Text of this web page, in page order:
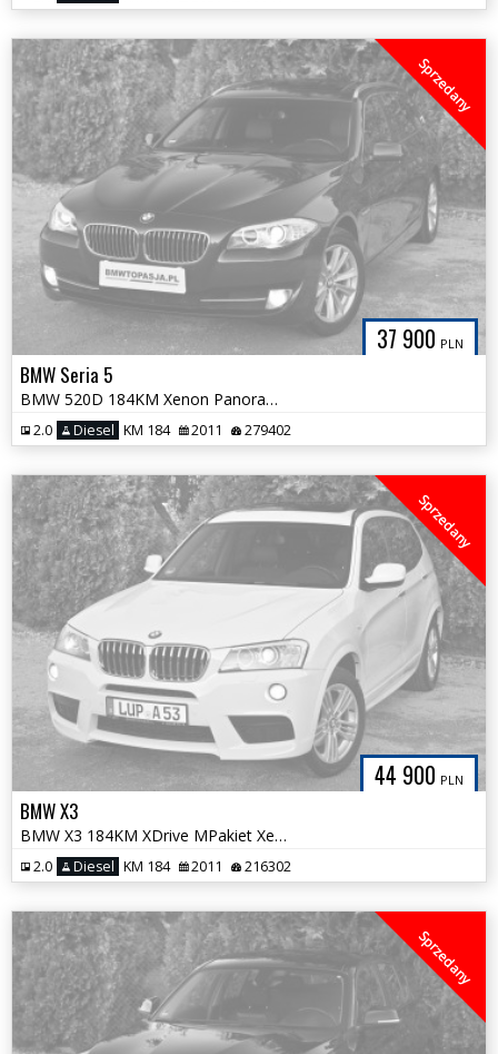
37 900 PLN
Sprzedany
BMW Seria 5
BMW 520D 184KM Xenon Panorama Sport Fotele NOWY ROZRZĄD Webasto Hak
2.0 Diesel KM 184 2011 279402
44 900 PLN
Sprzedany
BMW X3
BMW X3 184KM XDrive MPakiet Xenon Skóra Panorama NOWY ROZRZĄD Śliczna
2.0 Diesel KM 184 2011 216302
Sprzedany